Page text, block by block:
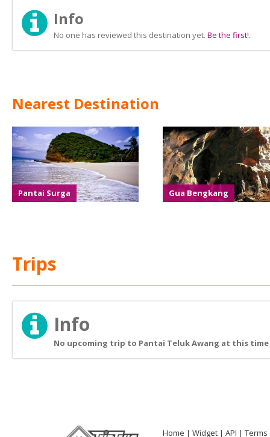
Info
No one has reviewed this destination yet. Be the first!.
Nearest Destination
Pantai Surga Gua Bengkang
Trips
Info
No upcoming trip to Pantai Teluk Awang at this time
Home Widget API Terms